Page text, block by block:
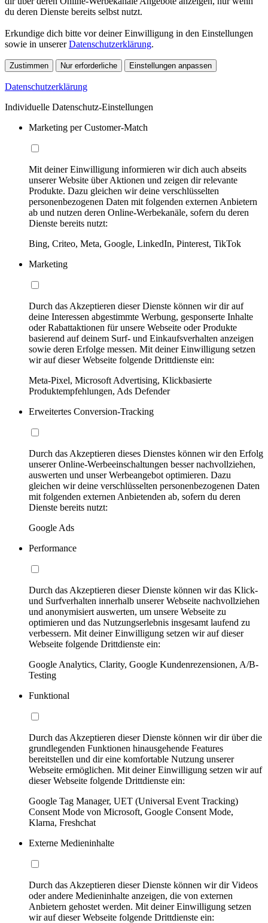
du deren Dienste bereits selbst nutzt.
Erkundige dich bitte vor deiner Einwilligung in den Einstellungen
sowie in unsererDatenschutzerklärung.
Zustimmen Nur erforderliche Einstellungen anpassen
Datenschutzerklärung
Individuelle Datenschutz-Einstellungen
Marketing per Customer-Match
Mit deiner Einwilligung informieren wir dich auch abseits
unserer Website über Aktionen und zeigen dir relevante
Produkte. Dazu gleichen wir deine verschlüsselten
personenbezogenen Daten mit folgenden externen Anbietern
ab und nutzen deren Online-Werbekanäle, sofern du deren
Dienste bereits nutzt:
Bing, Criteo, Meta, Google, LinkedIn, Pinterest, TikTok
Marketing
Durch das Akzeptieren dieser Dienste können wir dir auf
deine Interessen abgestimmte Werbung, gesponserte Inhalte
oder Rabattaktionen für unsere Webseite oder Produkte
basierend auf deinem Surf- und Einkaufsverhalten anzeigen
sowie deren Erfolge messen. Mit deiner Einwilligung setzen
wir auf dieser Webseite folgende Drittdienste ein:
Meta-Pixel, Microsoft Advertising, Klickbasierte
Produktempfehlungen, Ads Defender
Erweitertes Conversion-Tracking
Durch das Akzeptieren dieses Dienstes können wir den Erfolg
unserer Online-Werbeeinschaltungen besser nachvollziehen,
auswerten und unser Werbeangebot optimieren. Dazu
gleichen wir deine verschlüsselten personenbezogenen Daten
mit folgenden externen Anbietenden ab, sofern du deren
Dienste bereits nutzt:
Google Ads
Performance
Durch das Akzeptieren dieser Dienste können wir das Klick-
und Surfverhalten innerhalb unserer Webseite nachvollziehen
und anonymisiert auswerten, um unsere Webseite zu
optimieren und das Nutzungserlebnis insgesamt laufend zu
verbessern. Mit deiner Einwilligung setzen wir auf dieser
Webseite folgende Drittdienste ein:
Google Analytics, Clarity, Google Kundenrezensionen, A/B-
Testing
Funktional
Durch das Akzeptieren dieser Dienste können wir dir über die
grundlegenden Funktionen hinausgehende Features
bereitstellen und dir eine komfortable Nutzung unserer
Webseite ermöglichen. Mit deiner Einwilligung setzen wir auf
dieser Webseite folgende Drittdienste ein:
Google Tag Manager, UET (Universal Event Tracking)
Consent Mode von Microsoft, Google Consent Mode,
Klarna, Freshchat
Externe Medieninhalte
Durch das Akzeptieren dieser Dienste können wir dir Videos
oder andere Medieninhalte anzeigen, die von externen
Anbietern gehostet werden. Mit deiner Einwilligung setzen
wir auf dieser Webseite folgende Drittdienste ein: